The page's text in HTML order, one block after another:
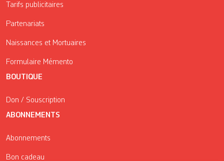
Tarifs publicitaires
Partenariats
Naissances et Mortuaires
Formulaire Mémento
BOUTIQUE
Don / Souscription
ABONNEMENTS
Abonnements
Bon cadeau